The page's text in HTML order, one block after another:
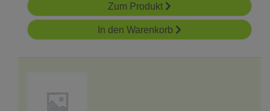
Zum Produkt
In den Warenkorb